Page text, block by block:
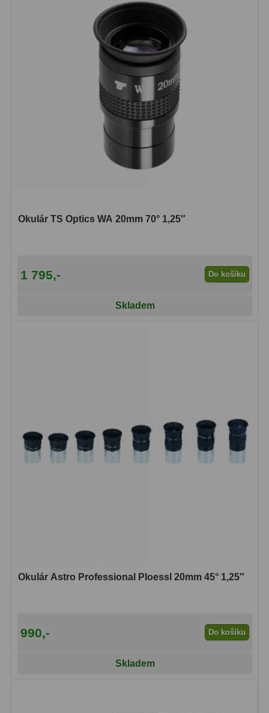
Okulár TS Optics WA 20mm 70° 1,25″
1 795,- Do košíku
Skladem
Okulár Astro Professional Ploessl 20mm 45° 1,25″
990,- Do košíku
Skladem